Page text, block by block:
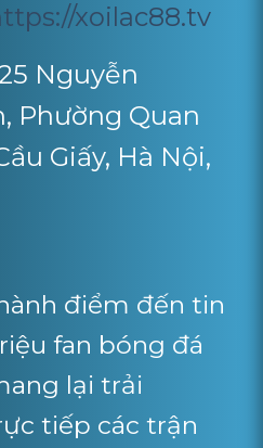
xoilac88.tv
Nguyễn
Phường Quan
Giấy, Hà Nội,
điểm đến tin
fan bóng đá
lại trải
tiếp các trận